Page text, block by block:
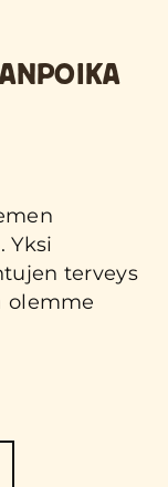
Yksi
terveys
olemme